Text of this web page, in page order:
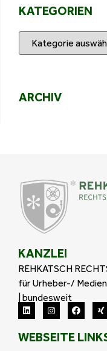
KATEGORIEN
ARCHIV
KANZLEI
REHKATSCH
für Urheber-/
| bundesweit
WEBSEITE